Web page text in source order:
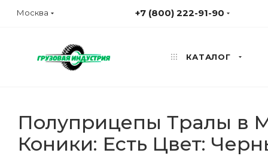
Москва +7 (800) 222-91-90
КАТАЛОГ
Полуприцепы Тралы в
Коники: Есть Цвет: